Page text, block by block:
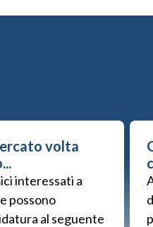
volta
interessati a
possono
al seguente